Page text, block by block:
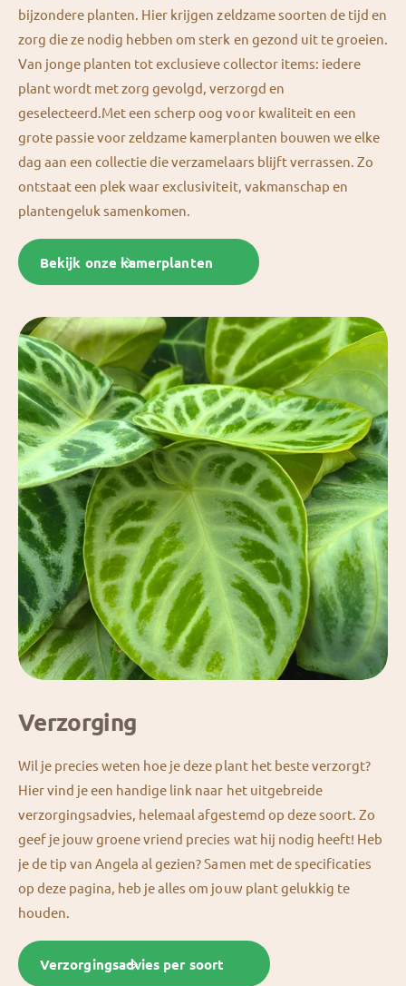
bijzondere planten. Hier krijgen zeldzame soorten de tijd en
zorg die ze nodig hebben om sterk en gezond uit te groeien.
Van jonge planten tot exclusieve collector items: iedere
plant wordt met zorg gevolgd, verzorgd en
geselecteerd.Met een scherp oog voor kwaliteit en een
grote passie voor zeldzame kamerplanten bouwen we elke
dag aan een collectie die verzamelaars blijft verrassen. Zo
ontstaat een plek waar exclusiviteit, vakmanschap en
plantengeluk samenkomen.
Bekijk onze kamerplanten
Verzorging
Wil je precies weten hoe je deze plant het beste verzorgt?
Hier vind je een handige link naar het uitgebreide
verzorgingsadvies, helemaal afgestemd op deze soort. Zo
geef je jouw groene vriend precies wat hij nodig heeft! Heb
je de tip van Angela al gezien? Samen met de specificaties
op deze pagina, heb je alles om jouw plant gelukkig te
houden.
Verzorgingsadvies per soort